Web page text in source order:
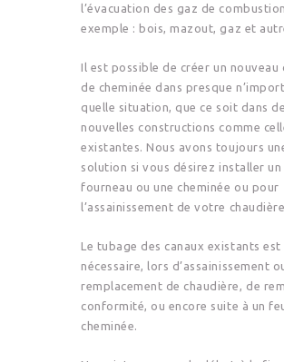
l’évacuation des gaz de
exemple : bois, mazout, gaz et
Il est possible de créer un nouveau
de cheminée dans presque
quelle situation, que ce soit dans de
nouvelles constructions comme
existantes. Nous avons toujours
solution si vous désirez installer un
fourneau ou une cheminée ou pour
l’assainissement de votre
Le tubage des canaux existants est
nécessaire, lors d’assainissement
remplacement de chaudière, de
conformité, ou encore suite à un
cheminée.